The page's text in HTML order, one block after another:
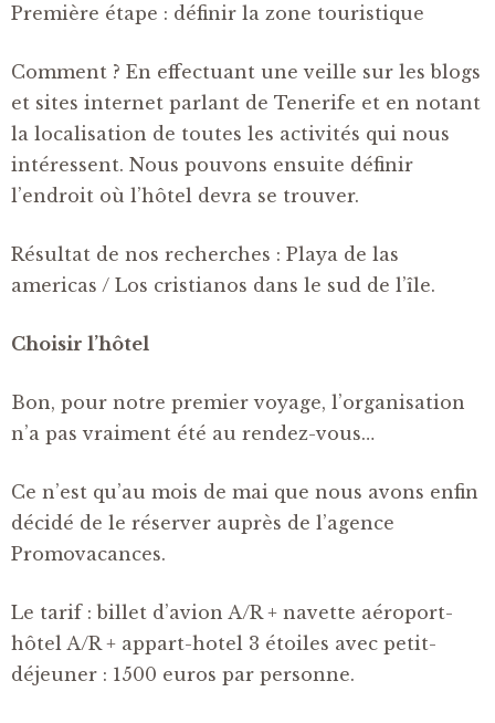
Première étape : définir la zone touristique
Comment ? En effectuant une veille sur les blogs
et sites internet parlant de Tenerife et en notant
la localisation de toutes les activités qui nous
intéressent. Nous pouvons ensuite définir
l’endroit où l’hôtel devra se trouver.
Résultat de nos recherches : Playa de las
americas / Los cristianos dans le sud de l’île.
Choisir l’hôtel
Bon, pour notre premier voyage, l’organisation
n’a pas vraiment été au rendez-vous…
Ce n’est qu’au mois de mai que nous avons enfin
décidé de le réserver auprès de l’agence
Promovacances.
Le tarif : billet d’avion A/R + navette aéroport-
hôtel A/R + appart-hotel 3 étoiles avec petit-
déjeuner : 1500 euros par personne.